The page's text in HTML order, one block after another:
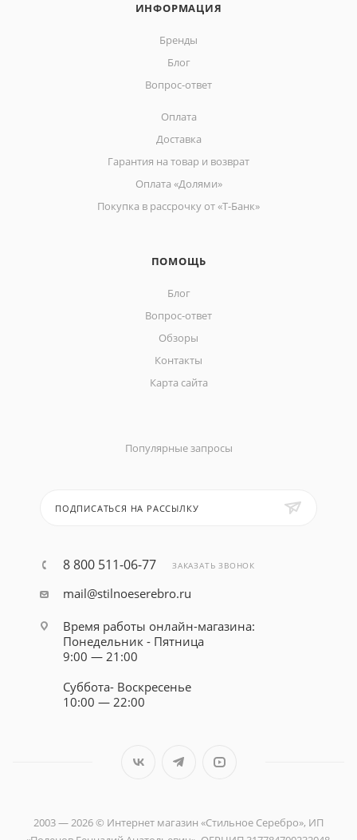
ИНФОРМАЦИЯ
Бренды
Блог
Вопрос-ответ
Оплата
Доставка
Гарантия на товар и возврат
Оплата «Долями»
Покупка в рассрочку от «Т-Банк»
ПОМОЩЬ
Блог
Вопрос-ответ
Обзоры
Контакты
Карта сайта
Популярные запросы
ПОДПИСАТЬСЯ НА РАССЫЛКУ
8 800 511-06-77 ЗАКАЗАТЬ ЗВОНОК
mail@stilnoeserebro.ru
Время работы онлайн-магазина:
Понедельник - Пятница
9:00 — 21:00
Суббота- Воскресенье
10:00 — 22:00
2003 — 2026 © Интернет магазин «Стильное Серебро», ИП